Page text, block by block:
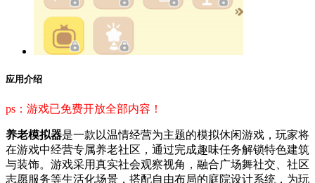
应用介绍
ps：游戏已免费开放全部内容！
养老模拟器是一款以温情经营为主题的模拟休闲游戏，玩家将
在游戏中经营专属养老社区，通过完成趣味任务解锁特色建筑
与装饰。游戏采用真实社会观察视角，融合广场舞社交、社区
志愿服务等生活化场景，搭配自由布局的庭院设计系统，为玩